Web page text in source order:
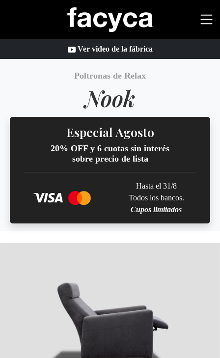
Ver video de la fábrica
Poltronas de Relax
Nook
Especial Agosto
20% OFF y 6 cuotas sin interés
sobre precio de lista
Hasta el 31/8
Todos los bancos.
Cupos limitados